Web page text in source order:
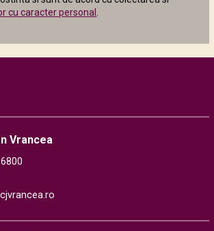
cu caracter personal .
Vrancea